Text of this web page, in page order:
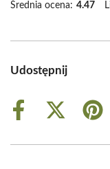
Średnia ocena: 4.47
Udostępnij
Share
Share
(Twitter)